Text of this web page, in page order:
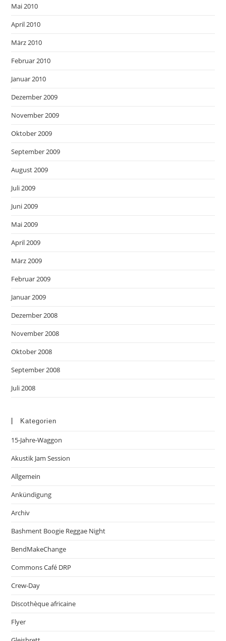
Mai 2010
April 2010
März 2010
Februar 2010
Januar 2010
Dezember 2009
November 2009
Oktober 2009
September 2009
August 2009
Juli 2009
Juni 2009
Mai 2009
April 2009
März 2009
Februar 2009
Januar 2009
Dezember 2008
November 2008
Oktober 2008
September 2008
Juli 2008
Kategorien
15-Jahre-Waggon
Akustik Jam Session
Allgemein
Ankündigung
Archiv
Bashment Boogie Reggae Night
BendMakeChange
Commons Café DRP
Crew-Day
Discothèque africaine
Flyer